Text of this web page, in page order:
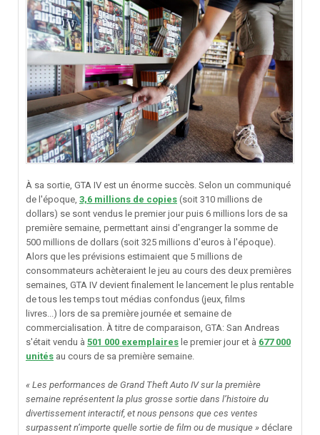
À sa sortie, GTA IV est un énorme succès. Selon un communiqué
de l'époque, 3,6 millions de copies (soit 310 millions de
dollars) se sont vendus le premier jour puis 6 millions lors de sa
première semaine, permettant ainsi d'engranger la somme de
500 millions de dollars (soit 325 millions d'euros à l'époque).
Alors que les prévisions estimaient que 5 millions de
consommateurs achèteraient le jeu au cours des deux premières
semaines, GTA IV devient finalement le lancement le plus rentable
de tous les temps tout médias confondus (jeux, films
livres...) lors de sa première journée et semaine de
commercialisation. À titre de comparaison, GTA: San Andreas
s'était vendu à 501 000 exemplaires le premier jour et à 677 000
unités au cours de sa première semaine.
« Les performances de Grand Theft Auto IV sur la première
semaine représentent la plus grosse sortie dans l’histoire du
divertissement interactif, et nous pensons que ces ventes
surpassent n’importe quelle sortie de film ou de musique » déclare